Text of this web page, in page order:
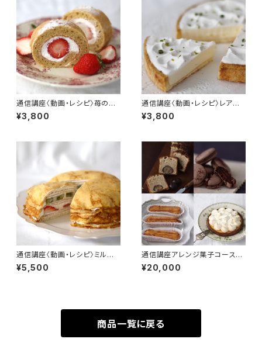
通信講座〈動画・レシピ〉苺のロ
ールケーキ
¥3,800
通信講座〈動画・レシピ〉レアチ
ーズケーキ
¥3,800
通信講座〈動画・レシピ〉ミルク
レープ
¥5,500
通信講座アレンジ菓子コース4
回〈動画レシピ〉
¥20,000
商品一覧に戻る